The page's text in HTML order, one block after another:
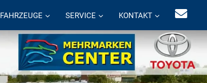
FAHRZEUGE SERVICE KONTAKT